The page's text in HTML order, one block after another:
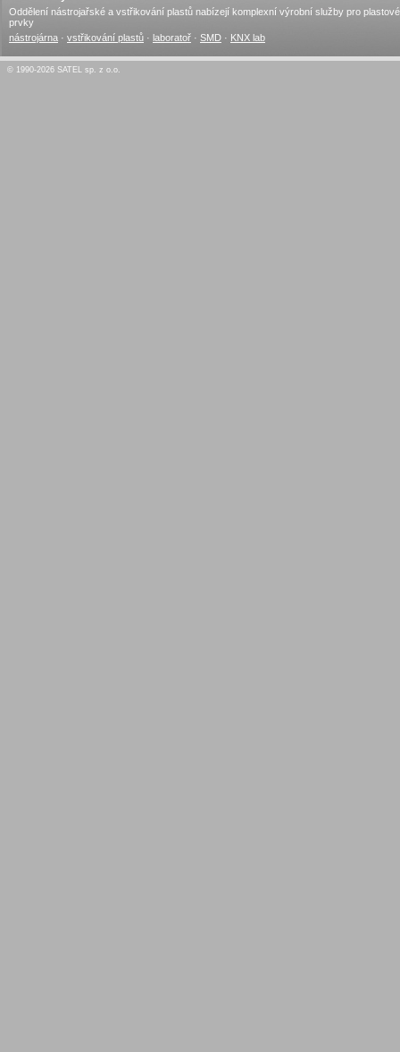
Oddělení nástrojařské a vstřikování plastů nabízejí komplexní výrobní služby pro plastové
prvky
nástrojárna · vstřikování plastů · laboratoř · SMD · KNX lab
© 1990-2026 SATEL sp. z o.o.